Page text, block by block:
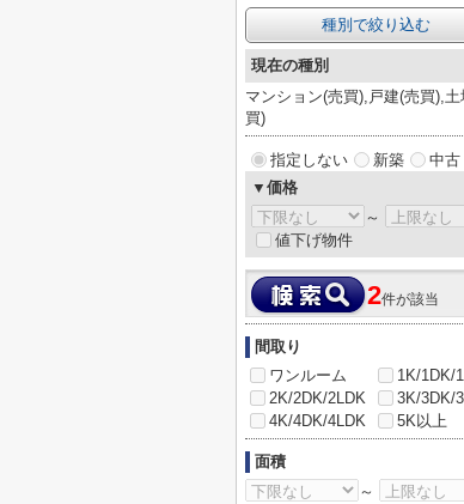
種別で絞り込む
現在の種別
マンション(売買),戸建(売買),土
買)
指定しない 新築
中古
▼価格
～
値下げ物件
2件が該当
間取り
ワンルーム
1K/1DK/
2K/2DK/2LDK
3K/3DK/
4K/4DK/4LDK
5K以上
面積
～